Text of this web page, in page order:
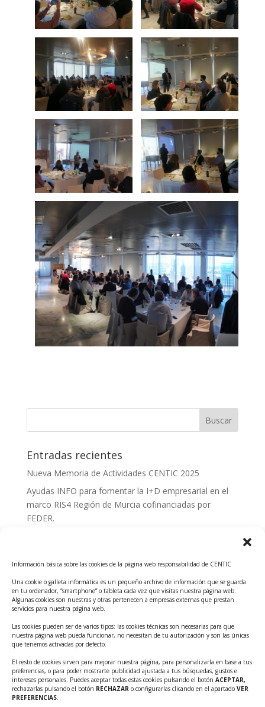
Información básica sobre las cookies de la página web responsabilidad de CENTIC
Una cookie o galleta informática es un pequeño archivo de información que se guarda
en tu ordenador, “smartphone” o tableta cada vez que visitas nuestra página web.
Algunas cookies son nuestras y otras pertenecen a empresas externas que prestan
servicios para nuestra página web.
Las cookies pueden ser de varios tipos: las cookies técnicas son necesarias para que
nuestra página web pueda funcionar, no necesitan de tu autorización y son las únicas
que tenemos activadas por defecto.
El resto de cookies sirven para mejorar nuestra página, para personalizarla en base a tus
preferencias, o para poder mostrarte publicidad ajustada a tus búsquedas, gustos e
intereses personales. Puedes aceptar todas estas cookies pulsando el botón ACEPTAR,
rechazarlas pulsando el botón RECHAZAR o configurarlas clicando en el apartado VER
PREFERENCIAS.
Entradas recientes
Nueva Memoria de Actividades CENTIC 2025
Ayudas INFO para fomentar la I+D empresarial en el
marco RIS4 Región de Murcia cofinanciadas por
FEDER.
Tecnológicos 2ª ed.
Ayudas INFO para el apoyo a las empresas
innovadoras con potencial tecnológico y escalables
Convocatoria Cheque de Innovación. Ayudas INFO
para la contratación de servicios de Innovación y
Competitividad
Cheque Inversión del INFO. Ayudas para la
contratación de servicios de Innovación y
Competitividad para apoyar rondas de financiación.